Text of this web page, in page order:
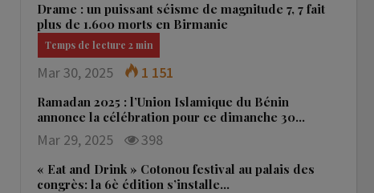
Drame : un puissant séisme de magnitude 7, 7 fait
plus de 1.600 morts en Birmanie
Mar 30, 2025 1 151
Ramadan 2025 : l’Union Islamique du Bénin
annonce la célébration pour ce dimanche 30…
Mar 29, 2025 398
« Eat and Drink » Cotonou festival au palais des
congrès: la 6è édition s’installe…